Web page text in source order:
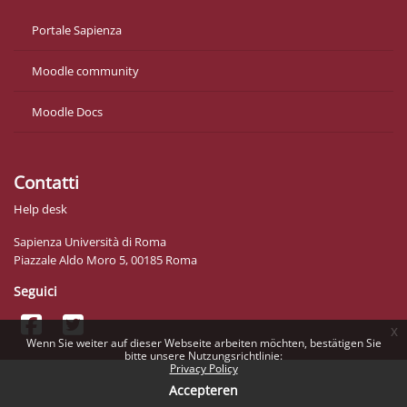
Wenn Sie weiter auf dieser Webseite arbeiten möchten, bestätigen Sie
bitte unsere Nutzungsrichtlinie:
Privacy Policy
Accepteren
x
Portale Sapienza
Moodle community
Moodle Docs
Contatti
Help desk
Sapienza Università di Roma
Piazzale Aldo Moro 5, 00185 Roma
Seguici